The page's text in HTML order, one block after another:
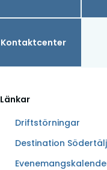
Kontaktcenter
Länkar
Driftstörningar
Destination
Ö
p